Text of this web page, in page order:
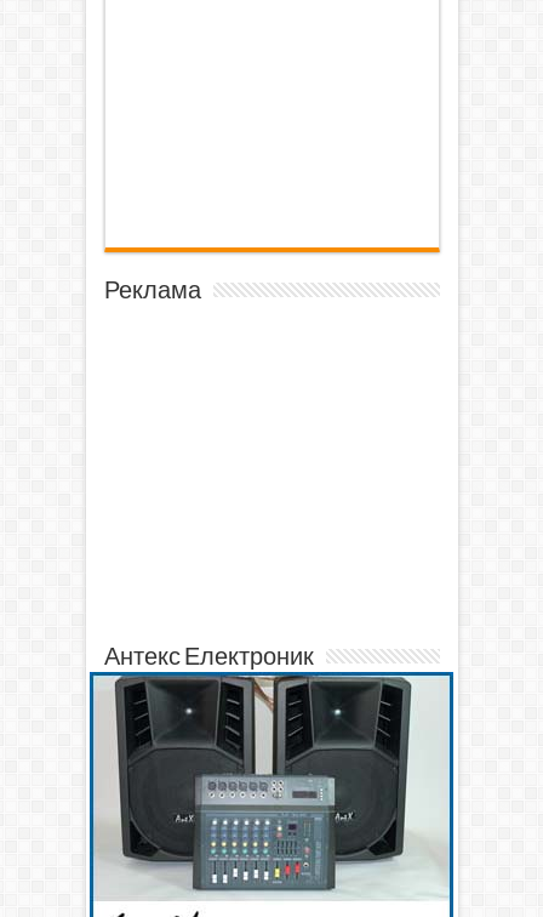
Реклама
Антекс Електроник